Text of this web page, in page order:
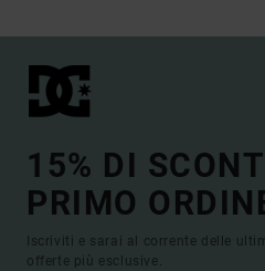
15% DI
PRIMO
Iscriviti e sarai al corrente delle
offerte più esclusive.